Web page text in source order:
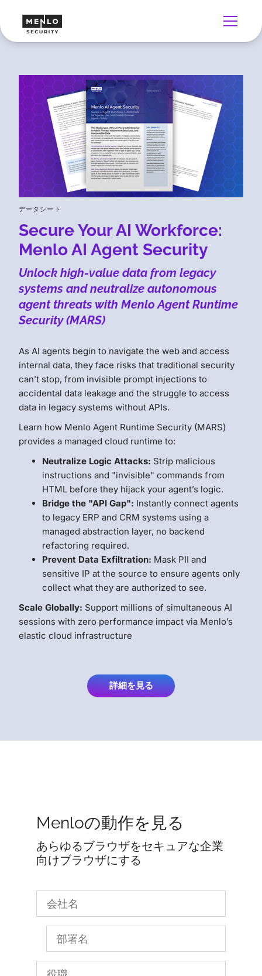
データシート
Secure Your AI Workforce:
Menlo AI Agent Security
Unlock high-value data from legacy
systems and neutralize autonomous
agent threats with Menlo Agent Runtime
Security (MARS)
As AI agents begin to navigate the web and access
internal data, they face risks that traditional security
can’t stop, from invisible prompt injections to
accidental data leakage and the struggle to access
data in legacy systems without APIs.
Learn how Menlo Agent Runtime Security (MARS)
provides a managed cloud runtime to:
Neutralize Logic Attacks: Strip malicious
instructions and "invisible" commands from
HTML before they hijack your agent’s logic.
Bridge the "API Gap": Instantly connect agents
to legacy ERP and CRM systems using a
managed abstraction layer, no backend
refactoring required.
Prevent Data Exfiltration: Mask PII and
sensitive IP at the source to ensure agents only
collect what they are authorized to see.
Scale Globally: Support millions of simultaneous AI
sessions with zero performance impact via Menlo’s
elastic cloud infrastructure
詳細を見る
Menloの動作を見る
あらゆるブラウザをセキュアな企業
向けブラウザにする